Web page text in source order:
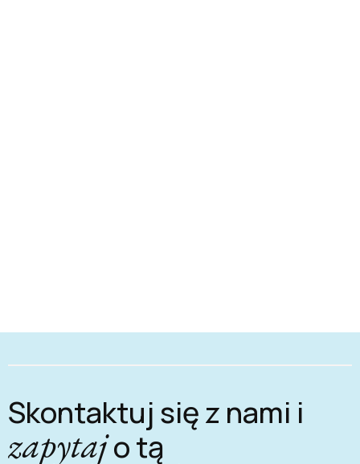
Skontaktuj się z nami i
zapytajo tą